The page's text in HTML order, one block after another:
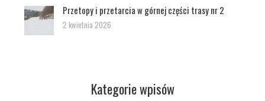
Przetopy i przetarcia w górnej części trasy nr 2
2 kwietnia 2026
Kategorie wpisów